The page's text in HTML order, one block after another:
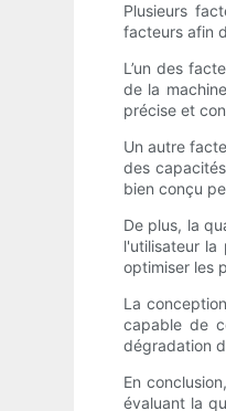
Plusieurs
facteurs afin
L’un des
de la
précise et
Un autre
des
bien conçu
De plus, la
l'utilisateur la
optimiser les
La
capable de
dégradation
En
évaluant la